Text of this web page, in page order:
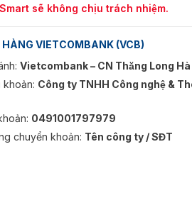
sẽ không chịu trách nhiệm.
HÀNG VIETCOMBANK (VCB)
Vietcombank – CN Thăng Long Hà
khoản: Công ty TNHH Công nghệ &
0491001797979
chuyển khoản: Tên công ty / SĐT